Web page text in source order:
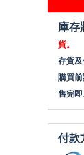
庫存
貨。
存貨
購買
售完即
付款